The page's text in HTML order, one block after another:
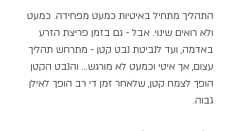
התהליך מתחיל באיטיות כמעט מפחידה. כמעט
ולא רואים שינוי. אבל - גם בזמן פריצת הזרע
באדמה, ועד לנביטת נבט קטן - מתרחש תהליך
עצום, אך איטי וכמעט לא מורגש... והנבט הקטן
הופך לצמח קטן, שלאחר זמן די רב הופך לאילן
גבוה.